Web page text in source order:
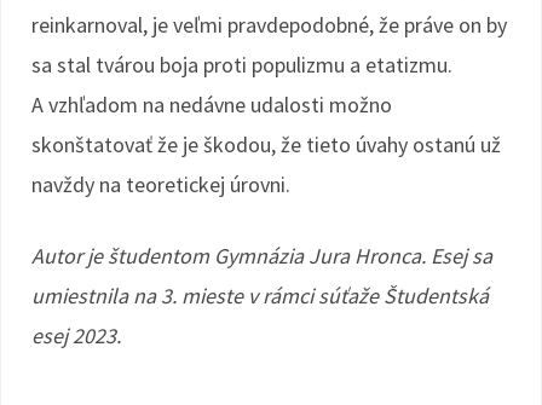
reinkarnoval, je veľmi pravdepodobné, že práve on by
sa stal tvárou boja proti populizmu a etatizmu.
A vzhľadom na nedávne udalosti možno
skonštatovať že je škodou, že tieto úvahy ostanú už
navždy na teoretickej úrovni.
Autor je študentom Gymnázia Jura Hronca. Esej sa
umiestnila na 3. mieste v rámci súťaže Študentská
esej 2023.